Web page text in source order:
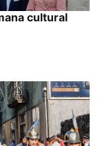
cultural